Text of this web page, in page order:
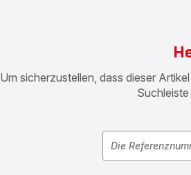
Um sicherzustellen, dass dieser